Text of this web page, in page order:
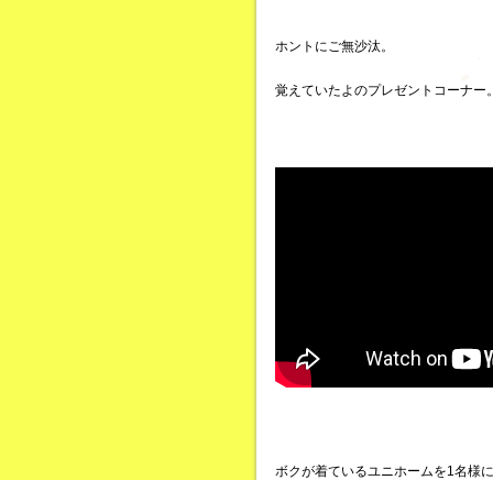
ホントにご無沙汰。
覚えていたよのプレゼントコーナー
ボクが着ているユニホームを1名様